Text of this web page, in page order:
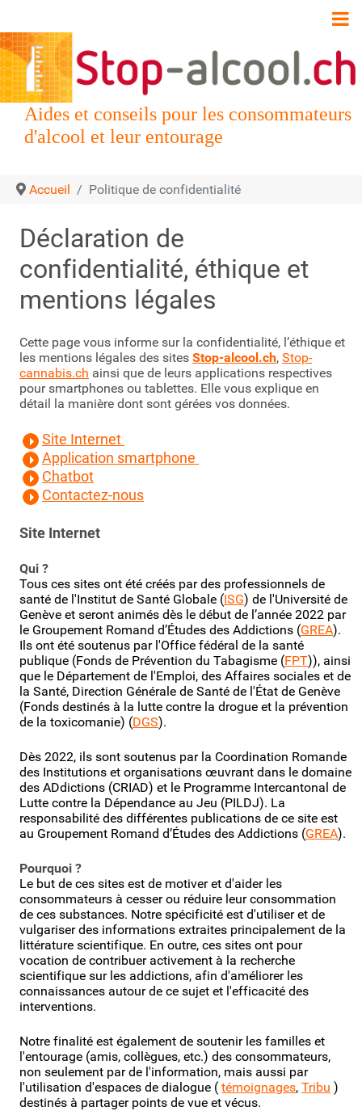
Aides et conseils pour les consommateurs
d'alcool et leur entourage
Accueil Politique de confidentialité
Déclaration de
confidentialité, éthique et
mentions légales
Cette page vous informe sur la confidentialité, l’éthique et
les mentions légales des sites Stop-alcool.ch, Stop-
cannabis.ch ainsi que de leurs applications respectives
pour smartphones ou tablettes. Elle vous explique en
détail la manière dont sont gérées vos données.
Site Internet
Application smartphone
Chatbot
Contactez-nous
Site Internet
Qui ?
Tous ces sites ont été créés par des professionnels de
santé de l'Institut de Santé Globale (ISG) de l'Université de
Genève et seront animés dès le début de l’année 2022 par
le Groupement Romand d’Études des Addictions (GREA).
Ils ont été soutenus par l'Office fédéral de la santé
publique (Fonds de Prévention du Tabagisme (FPT)), ainsi
que le Département de l'Emploi, des Affaires sociales et de
la Santé, Direction Générale de Santé de l'État de Genève
(Fonds destinés à la lutte contre la drogue et la prévention
de la toxicomanie) (DGS).
Dès 2022, ils sont soutenus par la Coordination Romande
des Institutions et organisations œuvrant dans le domaine
des ADdictions (CRIAD) et le Programme Intercantonal de
Lutte contre la Dépendance au Jeu (PILDJ). La
responsabilité des différentes publications de ce site est
au Groupement Romand d’Études des Addictions (GREA).
Pourquoi ?
Le but de ces sites est de motiver et d'aider les
consommateurs à cesser ou réduire leur consommation
de ces substances. Notre spécificité est d'utiliser et de
vulgariser des informations extraites principalement de la
littérature scientifique. En outre, ces sites ont pour
vocation de contribuer activement à la recherche
scientifique sur les addictions, afin d'améliorer les
connaissances autour de ce sujet et l'efficacité des
interventions.
Notre finalité est également de soutenir les familles et
l'entourage (amis, collègues, etc.) des consommateurs,
non seulement par de l'information, mais aussi par
l'utilisation d'espaces de dialogue ( témoignages, Tribu )
destinés à partager points de vue et vécus.